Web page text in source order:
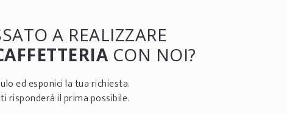
A REALIZZARE
CON NOI?
ed esponici la tua richiesta.
risponderà il prima possibile.